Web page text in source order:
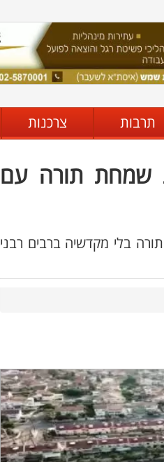
תרבות צרכנות
שמחת תורה עם
בלי מקדשיה ברבים רבני